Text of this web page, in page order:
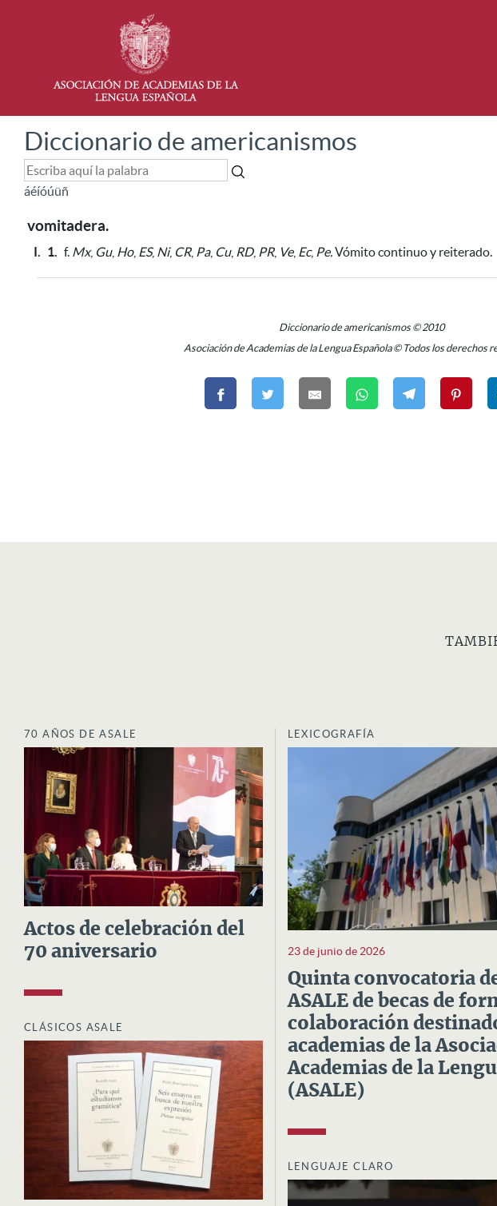
Diccionario de americanismos
áéíóúüñ
vomitadera.
I. 1. f. Mx, Gu, Ho, ES, Ni, CR, Pa, Cu, RD, PR, Ve, Ec, Pe.Vómito continuo y reiterado.
Diccionario de americanismos © 2010
Asociación de Academias de la Lengua Española © Todos los derechos
70 AÑOS DE ASALE
Actos de celebración del
70 aniversario
CLÁSICOS ASALE
LEXICOGRAFÍA
23 de junio de 2026
Quinta convocatoria
ASALE de becas de
colaboración
academias de la
Academias de la
(ASALE)
LENGUAJE CLARO